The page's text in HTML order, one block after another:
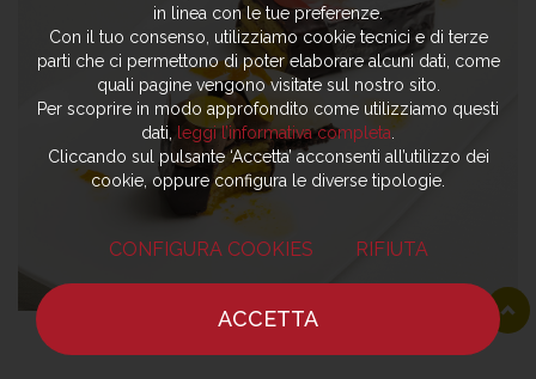
in linea con le tue preferenze.
Con il tuo consenso, utilizziamo cookie tecnici e di terze
parti che ci permettono di poter elaborare alcuni dati, come
quali pagine vengono visitate sul nostro sito.
Per scoprire in modo approfondito come utilizziamo questi
dati,
leggi l’informativa completa.
Cliccando sul pulsante ‘Accetta’ acconsenti all’utilizzo dei
cookie, oppure configura le diverse tipologie.
CONFIGURA COOKIES RIFIUTA
ACCETTA